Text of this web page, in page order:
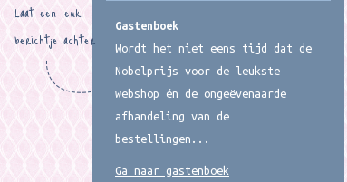
Gastenboek
Wordt het niet eens tijd dat de
Nobelprijs voor de leukste
webshop én de ongeëvenaarde
afhandeling van de
bestellingen...
Laat een leuk
berichtje achter
Ga naar gastenboek